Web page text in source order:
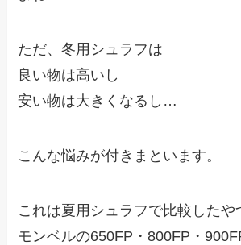
ただ、冬用シュラフは
良い物は高いし
安い物は大きくなるし…
こんな悩みが付きまといます。
これは夏用シュラフで比較したや
モンベルの650FP・800FP・